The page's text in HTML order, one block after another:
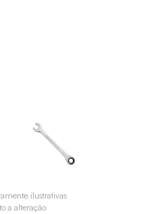
ilustrativas
a alteração